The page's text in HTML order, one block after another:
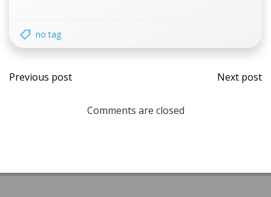
no tag
Post
navigation
Previous post
Post
Next post
Comments are closed